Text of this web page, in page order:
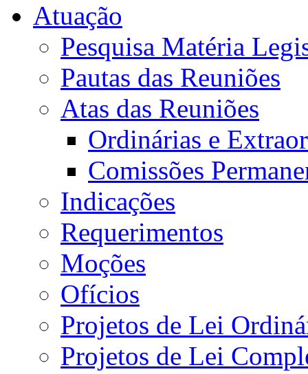
Atuação
Pesquisa Matéria
Pautas das Reuniões
Atas das Reuniões
Ordinárias e
Comissões
Indicações
Requerimentos
Moções
Ofícios
Projetos de Lei
Projetos de Lei